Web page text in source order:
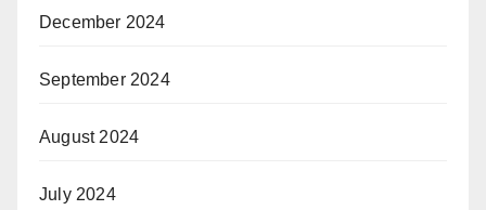
December 2024
September 2024
August 2024
July 2024